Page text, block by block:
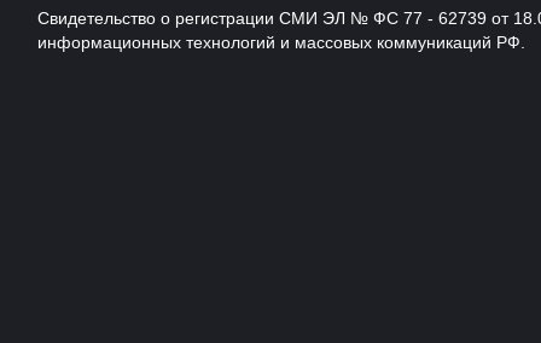
Свидетельство о регистрации СМИ ЭЛ № ФС 77 - 62739 от
информационных технологий и массовых коммуникаций РФ.